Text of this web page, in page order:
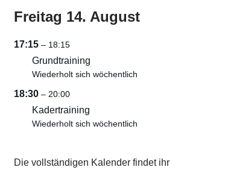
Freitag 14. August
17:15 – 18:15
Grundtraining
Wiederholt sich wöchentlich
18:30 – 20:00
Kadertraining
Wiederholt sich wöchentlich
Die vollständigen Kalender findet ihr